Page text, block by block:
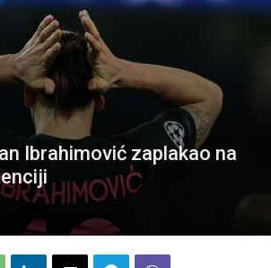
Ibrahimović zaplakao na